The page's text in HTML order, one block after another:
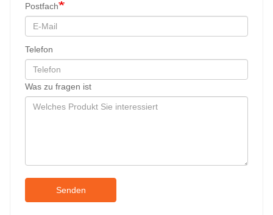
Postfach
Telefon
Was zu fragen ist
Senden